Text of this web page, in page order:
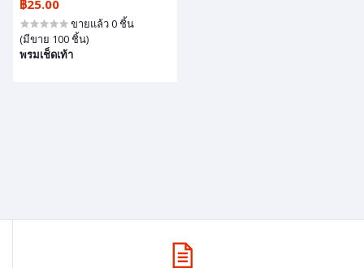
฿25.00
ขายแล้ว 0 ชิ้น
(มีขาย 100 ชิ้น)
พรมเช็ดเท้า